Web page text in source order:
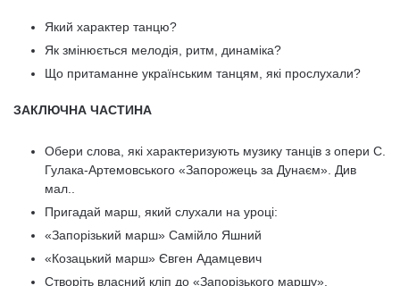
Який характер танцю?
Як змінюється мелодія, ритм, динаміка?
Що притаманне українським танцям, які прослухали?
ЗАКЛЮЧНА ЧАСТИНА
Обери слова, які характеризують музику танців з опери С.
Гулака-Артемовського «Запорожець за Дунаєм». Див
мал..
Пригадай марш, який слухали на уроці:
«Запорізький марш» Самійло Яшний
«Козацький марш» Євген Адамцевич
Створіть власний кліп до «Запорізького маршу».